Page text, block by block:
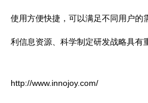
使用方便快捷，可以满足不同用户的
利信息资源、科学制定研发战略具有
http://www.innojoy.com/